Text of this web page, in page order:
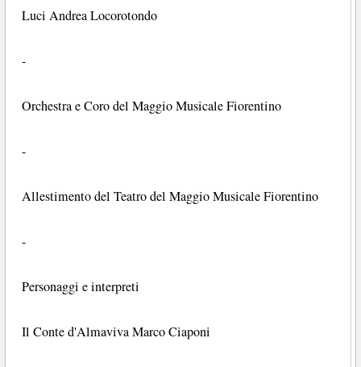
Luci Andrea Locorotondo
-
Orchestra e Coro del Maggio Musicale Fiorentino
-
Allestimento del Teatro del Maggio Musicale Fiorentino
-
Personaggi e interpreti
Il Conte d'Almaviva Marco Ciaponi